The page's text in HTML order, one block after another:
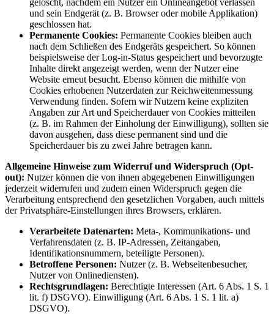
und sein Endgerät (z. B. Browser oder mobile Applikation)
geschlossen hat.
Permanente Cookies: Permanente Cookies bleiben auch
nach dem Schließen des Endgeräts gespeichert. So können
beispielsweise der Log-in-Status gespeichert und bevorzugte
Inhalte direkt angezeigt werden, wenn der Nutzer eine
Website erneut besucht. Ebenso können die mithilfe von
Cookies erhobenen Nutzerdaten zur Reichweitenmessung
Verwendung finden. Sofern wir Nutzern keine expliziten
Angaben zur Art und Speicherdauer von Cookies mitteilen
(z. B. im Rahmen der Einholung der Einwilligung), sollten sie
davon ausgehen, dass diese permanent sind und die
Speicherdauer bis zu zwei Jahre betragen kann.
Allgemeine Hinweise zum Widerruf und Widerspruch (Opt-
out): Nutzer können die von ihnen abgegebenen Einwilligungen
jederzeit widerrufen und zudem einen Widerspruch gegen die
Verarbeitung entsprechend den gesetzlichen Vorgaben, auch mittels
der Privatsphäre-Einstellungen ihres Browsers, erklären.
Verarbeitete Datenarten: Meta-, Kommunikations- und
Verfahrensdaten (z. B. IP-Adressen, Zeitangaben,
Identifikationsnummern, beteiligte Personen).
Betroffene Personen: Nutzer (z. B. Webseitenbesucher,
Nutzer von Onlinediensten).
Rechtsgrundlagen: Berechtigte Interessen (Art. 6 Abs. 1 S. 1
lit. f) DSGVO). Einwilligung (Art. 6 Abs. 1 S. 1 lit. a)
DSGVO).